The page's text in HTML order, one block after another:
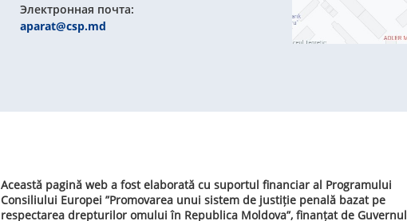
Электронная почта:
aparat@csp.md
Această pagină web a fost elaborată cu suportul financiar al Programului
Consiliului Europei ”Promovarea unui sistem de justiție penală bazat pe
respectarea drepturilor omului în Republica Moldova”, finanțat de Guvernul